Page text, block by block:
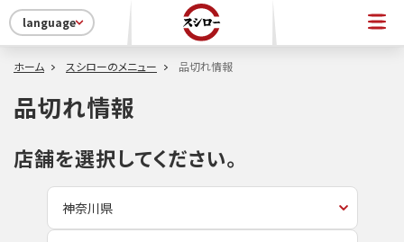
language
ホーム スシローのメニュー 品切れ情報
品切れ情報
店舗を選択してください。